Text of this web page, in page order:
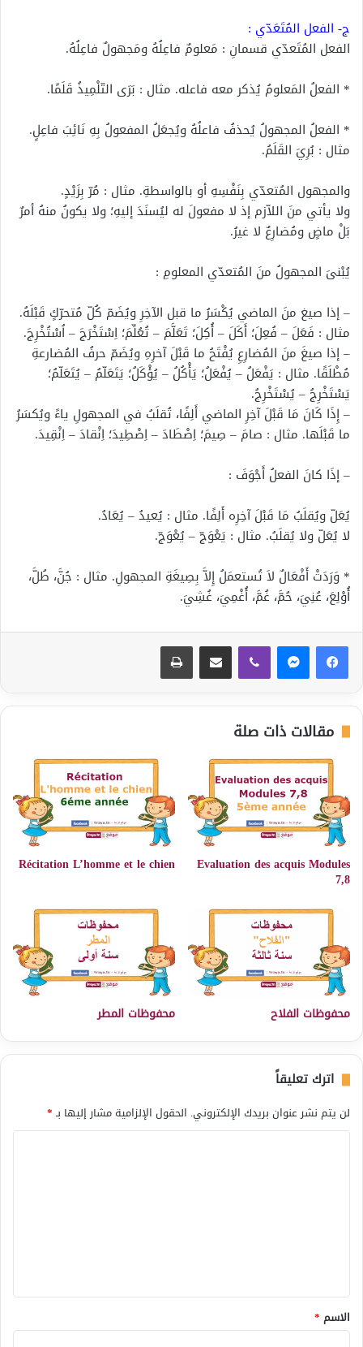
ج- الفعل المُتَعَدّي :
الفعل المُتَعدّي قسمانِ : مَعلومٌ فاعِلُهُ ومَجهولٌ فاعِلُهُ.
* الفعلُ المَعلومُ يُذكر معه فاعله. مثال : بَرَى التّلْمِيذُ قَلَمًا.
* الفعلُ المجهولُ يُحذفُ فاعلُهُ ويُجعَلُ المفعولُ بِهِ نَائِبَ فاعِلٍ.
مثال : بُرِيَ القَلَمُ.
والمجهول المُتعدّي بِنَفْسِهِ أو بالواسطةِ. مثال : مُرّ بِزَيْدٍ.
ولا يأتي منَ اللاّزم إذ لا مفعولَ له ليُسنَدَ إليهِ؛ ولا يكونُ منهُ أمرٌ
بَلْ ماضٍ ومُضارِعٌ لا غيرُ.
يُبْنىَ المجهولُ منَ المُتعدّي المعلومِ :
– إذا صيغ منَ الماضي يُكْسَرُ ما قبل الآخِرِ ويُضَمّ كُلّ مُتحرّكٍ قَبْلَهُ.
مثال : فَعَلَ – فُعِلَ؛ أَكَلَ – أُكِلَ؛ تَعَلَّمَ – تُعُلِّمَ؛ اِسْتَخْرَجَ – اُسْتُخْرِجَ.
– إذا صيغَ منَ المُضارِعِ يُفْتَحُ ما قَبْلَ آخرِهِ ويُضَمّ حرفُ المُضارعةِ
مُطْلَقًا. مثال : يَفْعَلُ – يُفْعَلُ؛ يَأْكُلُ – يُؤْكَلُ؛ يَتَعَلّمُ – يُتَعَلّمُ؛
يَسْتَخْرِجُ – يُسْتَخْرِجُ.
– إِذَا كَانَ مَا قَبْلَ آخِرِ الماضي أَلِفًا، تُقلَبُ في المجهولِ ياءً ويُكسَرُ
ما قَبْلَها. مثال : صامَ – صِيمَ؛ اِصْطَادَ – اِصْطِيدَ؛ اِنْقادَ – اِنْقِيدَ.
– إذَا كانَ الفعلُ أَجْوَفَ :
يُعَلّ ويُقلَبُ مَا قَبْلَ آخِرِه أَلِفًا. مثال : يُعيدُ – يُعَادُ.
لا يُعَلّ ولا يُقلَبُ. مثال : يَعْوَجّ – يُعْوَجّ.
* وَرَدَتْ أَفْعَالٌ لاَ تُستعمَلُ إِلاَّ بِصِيغَةِ المجهولِ. مثال : جُنَّ، طُلَّ،
أُوْلِعَ، عُنِيَ، حُمَّ، غُمَّ، أُغْمِيَ، غُشِيَ.
مقالات ذات صلة
Evaluation des acquis Modules
7,8
Récitation L’homme et le chien
محفوظات الفلاح محفوظات المطر
اترك تعليقاً
لن يتم نشر عنوان بريدك الإلكتروني. الحقول الإلزامية مشار إليها بـ*
*
الاسم *